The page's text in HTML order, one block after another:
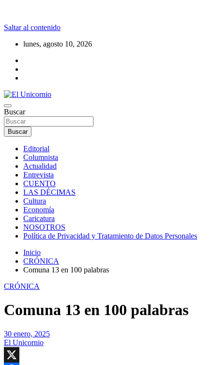
Saltar al contenido
lunes, agosto 10, 2026
El Unicornio
La realidad supera la fantasía
Buscar
Buscar
Editorial
Columnista
Actualidad
Entrevista
CUENTO
LAS DÉCIMAS
Cultura
Economía
Caricatura
NOSOTROS
Política de Privacidad y Tratamiento de Datos Personales
Inicio
CRÓNICA
Comuna 13 en 100 palabras
CRÓNICA
Comuna 13 en 100 palabras
30 enero, 2025
El Unicornio